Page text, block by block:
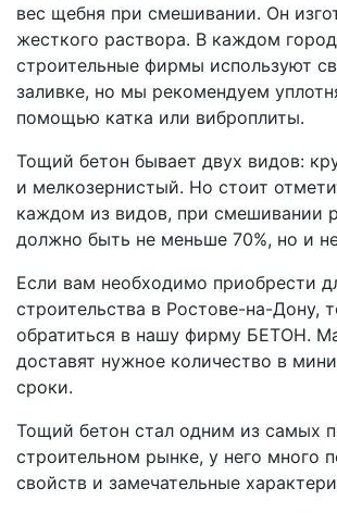
вес щебня при смешивании. Он
жесткого раствора. В каждом
строительные фирмы используют
заливке, но мы рекомендуем
помощью катка или виброплиты.
Тощий бетон бывает двух видов:
и мелкозернистый. Но стоит
каждом из видов, при смешивании
должно быть не меньше 70%, но и
Если вам необходимо приобрести
строительства в Ростове-на-Дону,
обратиться в нашу фирму БЕТОН.
доставят нужное количество в
сроки.
Тощий бетон стал одним из самых
строительном рынке, у него много
свойств и замечательные